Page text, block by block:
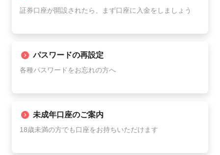
証券口座が開設されたら、まず口座に入金をしましょう
パスワードの再設定
各種パスワードをお忘れの方へ
未成年口座のご案内
18歳未満の方でも口座をお持ちいただけます